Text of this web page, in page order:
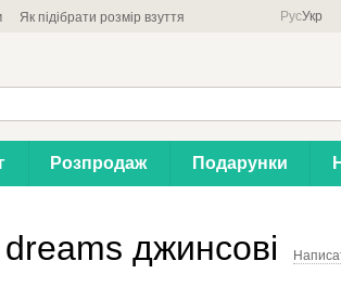
Як підібрати розмір взуття РусУкр
Розпродаж Подарунки
джинсові